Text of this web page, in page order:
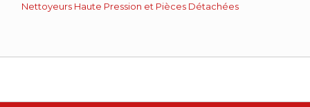
Nettoyeurs Haute Pression et Pièces Détachées